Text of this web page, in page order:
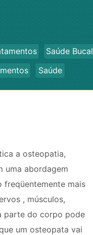
Saúde Bucal
Saúde
a osteopatia,
uma abordagem
freqüentemente mais
, músculos,
parte do corpo pode
um osteopata vai